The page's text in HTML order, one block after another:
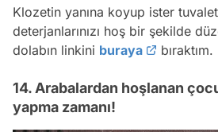
Klozetin yanına koyup ister tuvalet
deterjanlarınızı hoş bir şekilde
dolabın linkini buraya bıraktım.
14. Arabalardan hoşlanan
yapma zamanı!